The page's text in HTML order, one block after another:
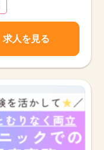
求人を見る